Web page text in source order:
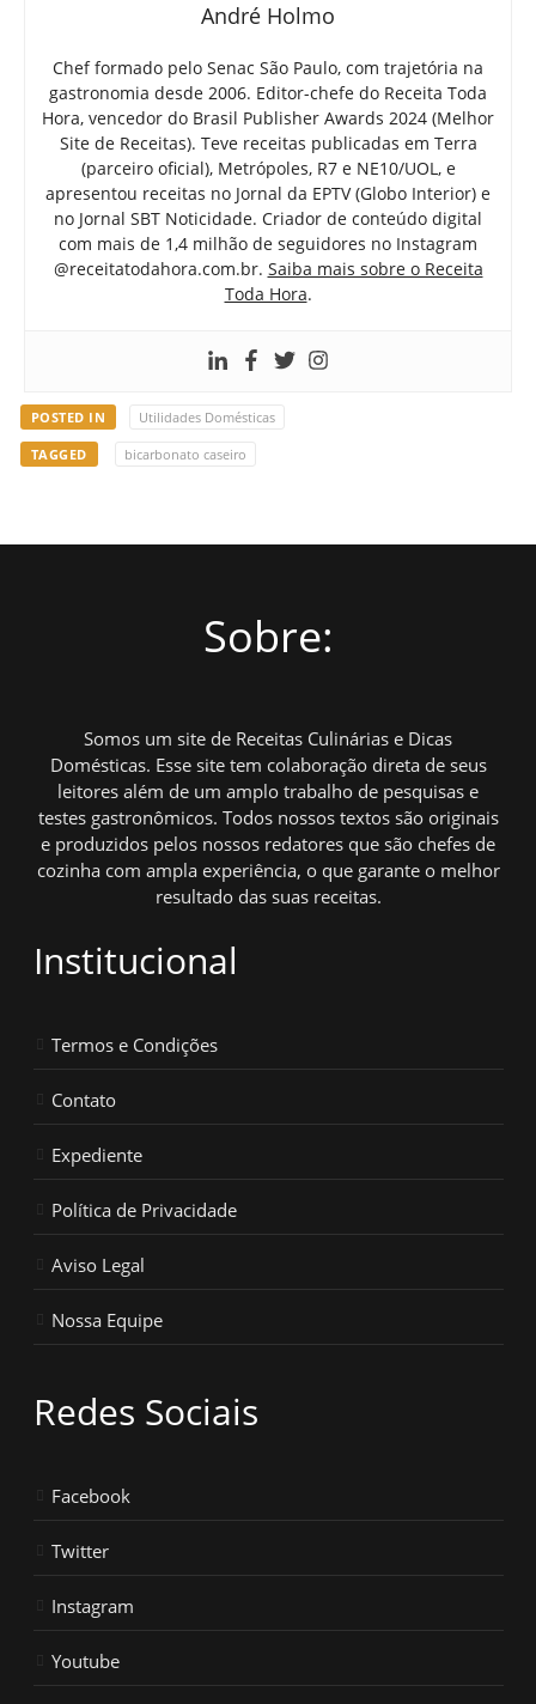
André Holmo
Chef formado pelo Senac São Paulo, com trajetória na
gastronomia desde 2006. Editor-chefe do Receita Toda
Hora, vencedor do Brasil Publisher Awards 2024 (Melhor
Site de Receitas). Teve receitas publicadas em Terra
(parceiro oficial), Metrópoles, R7 e NE10/UOL, e
apresentou receitas no Jornal da EPTV (Globo Interior) e
no Jornal SBT Noticidade. Criador de conteúdo digital
com mais de 1,4 milhão de seguidores no Instagram
@receitatodahora.com.br. Saiba mais sobre o Receita
Toda Hora.
POSTED IN Utilidades Domésticas
TAGGED bicarbonato caseiro
Sobre:
Somos um site de Receitas Culinárias e Dicas
Domésticas. Esse site tem colaboração direta de seus
leitores além de um amplo trabalho de pesquisas e
testes gastronômicos. Todos nossos textos são originais
e produzidos pelos nossos redatores que são chefes de
cozinha com ampla experiência, o que garante o melhor
resultado das suas receitas.
Institucional
Termos e Condições
Contato
Expediente
Política de Privacidade
Aviso Legal
Nossa Equipe
Redes Sociais
Facebook
Twitter
Instagram
Youtube